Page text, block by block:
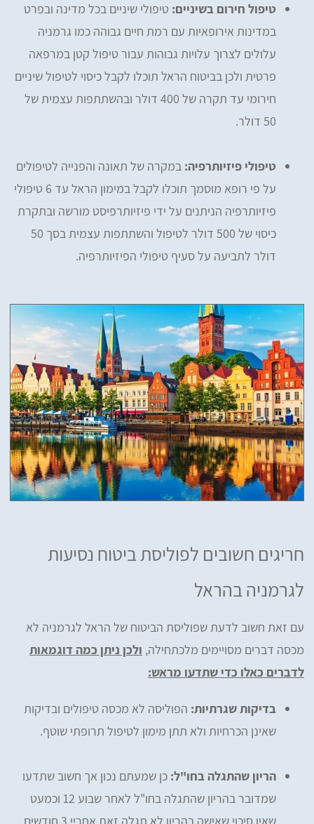
טיפול חירום בשיניים: טיפולי שיניים בכל מדינה ובפרט
במדינות אירופאיות עם רמת חיים גבוהה כמו גרמניה
עלולים לצרוך עלויות גבוהות עבור טיפול קטן במרפאה
פרטית ולכן בביטוח הראל תוכלו לקבל כיסוי לטיפול שיניים
חירומי עד תקרה של 400 דולר ובהשתתפות עצמית של
50 דולר.
טיפולי פיזיותרפיה: במקרה של תאונה והפנייה לטיפולים
על פי רופא מוסמך תוכלו לקבל במימון הראל עד 6 טיפולי
פיזיותרפיה הניתנים על ידי פיזיותרפיסט מורשה ובתקרת
כיסוי של 500 דולר לטיפול והשתתפות עצמית בסך 50
דולר לתביעה על סעיף טיפולי הפיזיותרפיה.
חריגים חשובים לפוליסת ביטוח נסיעות
לגרמניה בהראל
עם זאת חשוב לדעת שפוליסת הביטוח של הראל לגרמניה לא
מכסה דברים מסויימים מלכתחילה, ולכן ניתן כמה דוגמאות
לדברים כאלו כדי שתדעו מראש:
בדיקות שגרתיות: הפוליסה לא מכסה טיפולים ובדיקות
שאינן הכרחיות ולא תתן מימון לטיפול תרופתי שוטף.
הריון שהתגלה בחו"ל: כן שמעתם נכון אך חשוב שתדעו
שמדובר בהריון שהתגלה בחו"ל לאחר שבוע 12 וכמעט